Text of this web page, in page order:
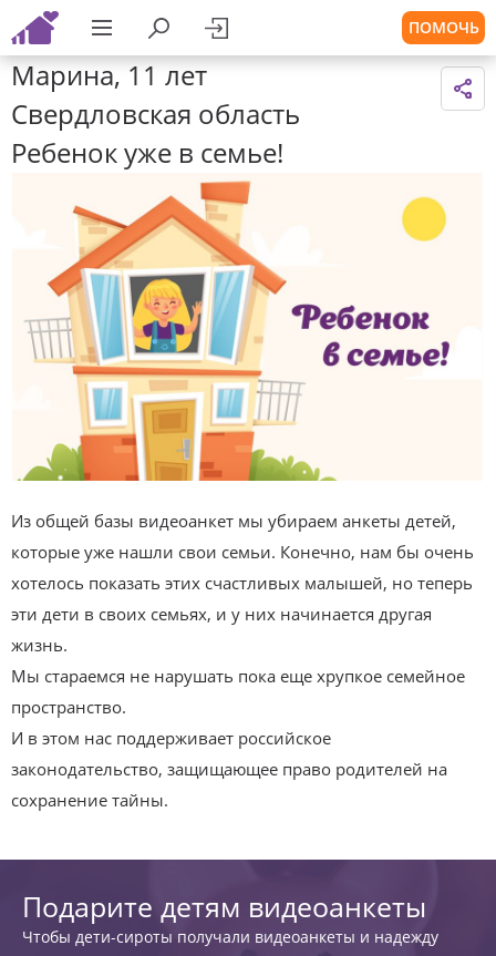
ПОМОЧЬ
Марина, 11 лет
Свердловская область
Ребенок уже в семье!
Из общей базы видеоанкет мы убираем анкеты детей,
которые уже нашли свои семьи. Конечно, нам бы очень
хотелось показать этих счастливых малышей, но теперь
эти дети в своих семьях, и у них начинается другая
жизнь.
Мы стараемся не нарушать пока еще хрупкое семейное
пространство.
И в этом нас поддерживает российское
законодательство, защищающее право родителей на
сохранение тайны.
Подарите детям видеоанкеты
Чтобы дети-сироты получали видеоанкеты и надежду